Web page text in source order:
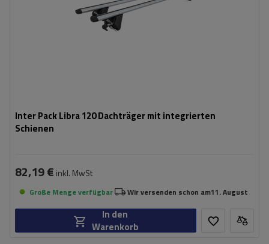
Inter Pack Libra 120 Dachträger mit integrierten
Schienen
82,19 € inkl. MwSt
Große Menge verfügbar Wir versenden schon am11. August
In den
Warenkorb